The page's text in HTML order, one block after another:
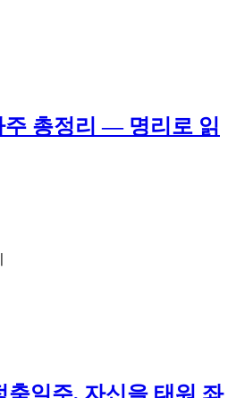
주 총정리 — 명리로 읽
일주, 자신을 태워 좌